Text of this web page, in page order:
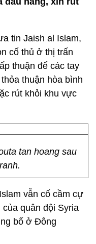
tin Jaish al Islam,
cố thủ ở thị trấn
thuận để các tay
thuận hòa bình
rút khỏi khu vực
tan hoang sau
vẫn cố cầm cự
quân đội Syria
bố ở Đông